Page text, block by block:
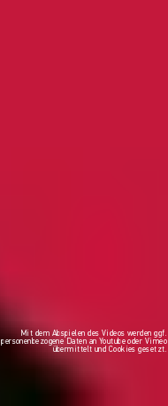
Mit dem Abspielen des Videos werden ggf.
personenbezogene Daten an Youtube oder Vimeo
übermittelt und Cookies gesetzt.